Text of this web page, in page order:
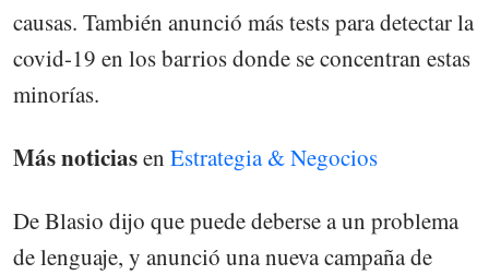
causas. También anunció más tests para detectar la
covid-19 en los barrios donde se concentran estas
minorías.
Más noticiasen Estrategia & Negocios
De Blasio dijo que puede deberse a un problema
de lenguaje, y anunció una nueva campaña de